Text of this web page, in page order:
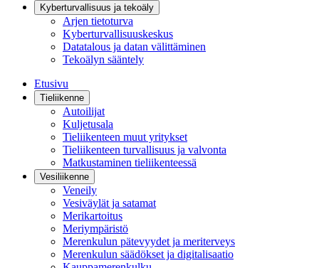
Kyberturvallisuus ja tekoäly
Arjen tietoturva
Kyberturvallisuuskeskus
Datatalous ja datan välittäminen
Tekoälyn sääntely
Etusivu
Tieliikenne
Autoilijat
Kuljetusala
Tieliikenteen muut yritykset
Tieliikenteen turvallisuus ja valvonta
Matkustaminen tieliikenteessä
Vesiliikenne
Veneily
Vesiväylät ja satamat
Merikartoitus
Meriympäristö
Merenkulun pätevyydet ja meriterveys
Merenkulun säädökset ja digitalisaatio